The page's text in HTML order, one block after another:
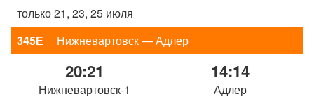
только 21, 23, 25 июля
345Е
Нижневартовск — Адлер
20:21
Нижневартовск-1
14:14
Адлер